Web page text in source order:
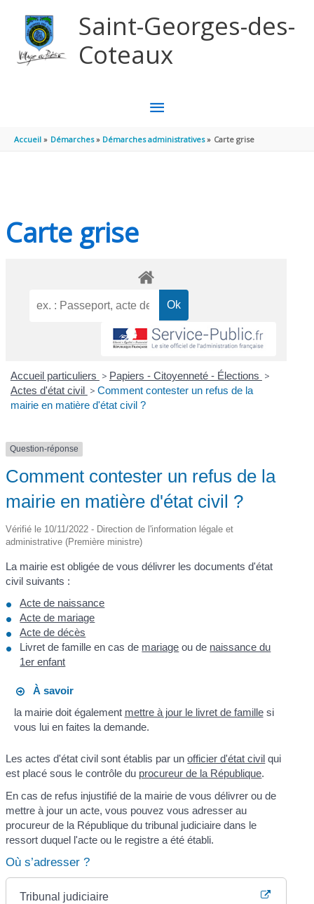
Saint-Georges-des-
Coteaux
MENU
PRINCIPAL
Accueil Démarches Démarches administratives Carte grise
Carte grise
Accueil particuliers > Papiers - Citoyenneté - Élections >
Actes d'état civil > Comment contester un refus de la
mairie en matière d'état civil ?
Question-réponse
Comment contester un refus de la
mairie en matière d'état civil ?
Vérifié le 10/11/2022 - Direction de l'information légale et
administrative (Première ministre)
La mairie est obligée de vous délivrer les documents d'état
civil suivants :
Acte de naissance
Acte de mariage
Acte de décès
Livret de famille en cas de mariage ou de naissance du
1er enfant
À savoir
la mairie doit également mettre à jour le livret de famillesi
vous lui en faites la demande.
Les actes d'état civil sont établis par unofficier d'état civil qui
est placé sous le contrôle du procureur de la République.
En cas de refus injustifié de la mairie de vous délivrer ou de
mettre à jour un acte, vous pouvez vous adresser au
procureur de la République du tribunal judiciaire dans le
ressort duquel l'acte ou le registre a été établi.
Où s’adresser ?
Tribunal judiciaire